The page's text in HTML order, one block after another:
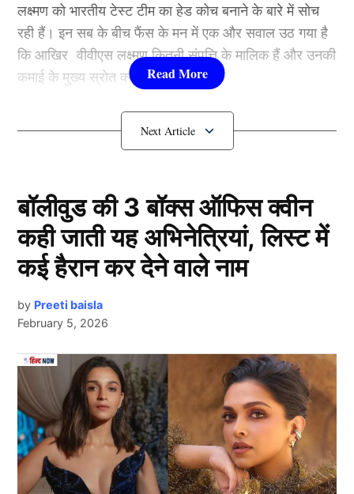
लक्ष्मण को भारतीय टेस्ट टीम का हेड कोच बनाने के बारे में सोच
रही हैं। इन सब के बीच फैंस के मन में एक और सवाल उठ गया है
कि आखिर वीवीएस लक्ष्मण कितनी संपत्ति के मालिक हैं और उनकी
कमाई के मुख्य स्रोत क्या हैं।
कितनी संपति के मालिक है VVS Laxman?
Vvs Laxman
दरअसल, मीडिया रिपोर्ट्स के मुताबिक, पूर्व भारतीय क्रिकेटर
वीवीएस लक्ष्मण (VVS Laxman) की कुल संपत्ति यानी कि (नेट
वर्थ) लगभग 120 से 130 करोड़ रुपये के आसपास आंकी जाती
है। यह संपत्ति उन्होंने अपने लंबे क्रिकेट करियर और रिटायरमेंट
के बाद निभाई गई विभिन्न जिम्मेदारियों के जरिए अर्जित की है।
Next Article
बॉलीवुड की 3 बॉक्स ऑफिस क्वीन
कही जाती यह अभिनेत्रियां, लिस्ट में
कई हैरान कर देने वाले नाम
by Preeti baisla
February 5, 2026